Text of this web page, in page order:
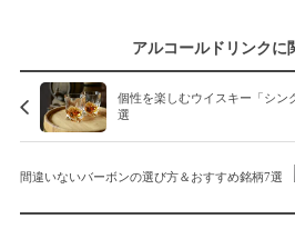
アルコールドリンクに
個性を楽しむウイスキー「シン
選
間違いないバーボンの選び方＆おすすめ銘柄7選